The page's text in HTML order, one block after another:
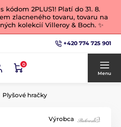
kódom 2PLUS1! Platí do 31. 8.
zlacneného tovaru, tovaru na
kolekcií Villeroy & Boch. ✨
+420 774 725 901
0
Menu
Plyšové hračky
Výrobca